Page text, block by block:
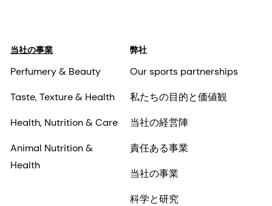
当社の事業
Perfumery & Beauty
Taste, Texture & Health
Health, Nutrition & Care
Animal Nutrition &
Health
弊社
Our sports partnerships
私たちの目的と価値観
当社の経営陣
責任ある事業
当社の事業
科学と研究